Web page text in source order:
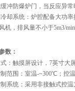
缓冲防爆炉门，当反应异
冷却系统：炉腔配备大功
机，排风量不小于5m3/
数：
：触摸屏设计，7英寸大
制范围：室温-~300℃；控
系统：采用非接触式控